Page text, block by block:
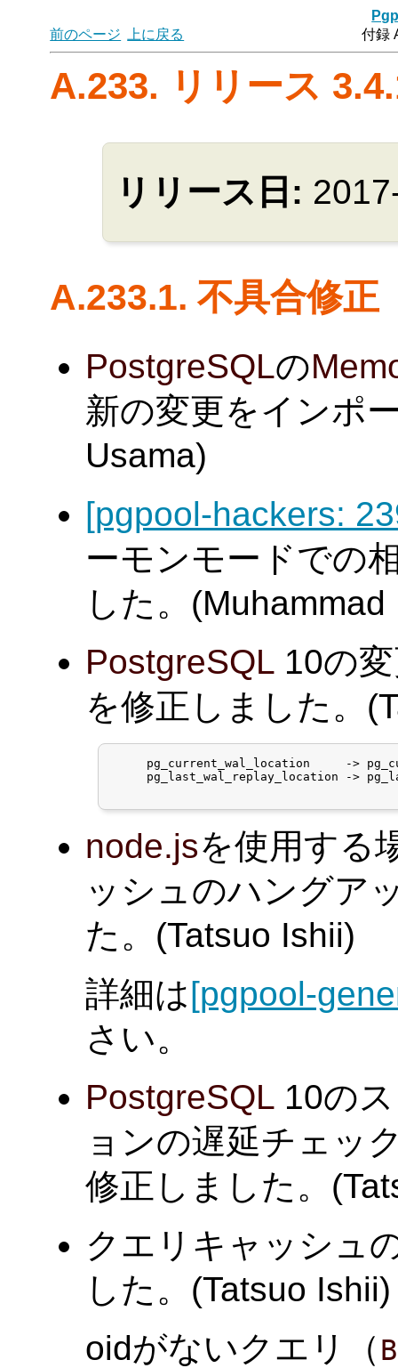
前のページ
上に戻る 付録
A.233. リリース
リリース日:
A.233.1. 不具合修正
PostgreSQLの
新の変更をインポ
Usama)
[pgpool-hackers:
ーモンモードでの
した。(Muhammad
PostgreSQL 10の
を修正しました。
pg_current_wal_location     ->
pg_last_wal_replay_location ->
node.jsを使用する
ッシュのハングア
た。(Tatsuo Ishii)
詳細は[pgpool-
さい。
PostgreSQL 10の
ョンの遅延チェッ
修正しました。
クエリキャッシュ
した。(Tatsuo Ishii)
oidがないクエリ（